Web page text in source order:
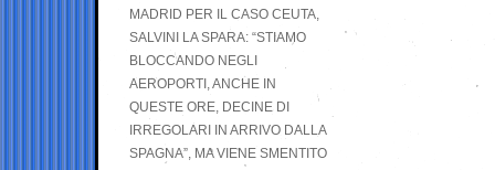
MADRID PER IL CASO CEUTA,
SALVINI LA SPARA: “STIAMO
BLOCCANDO NEGLI
AEROPORTI, ANCHE IN
QUESTE ORE, DECINE DI
IRREGOLARI IN ARRIVO DALLA
SPAGNA”, MA VIENE SMENTITO